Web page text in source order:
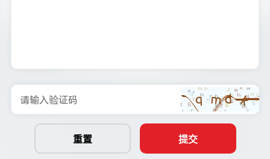
请输入验证码
提交
重置